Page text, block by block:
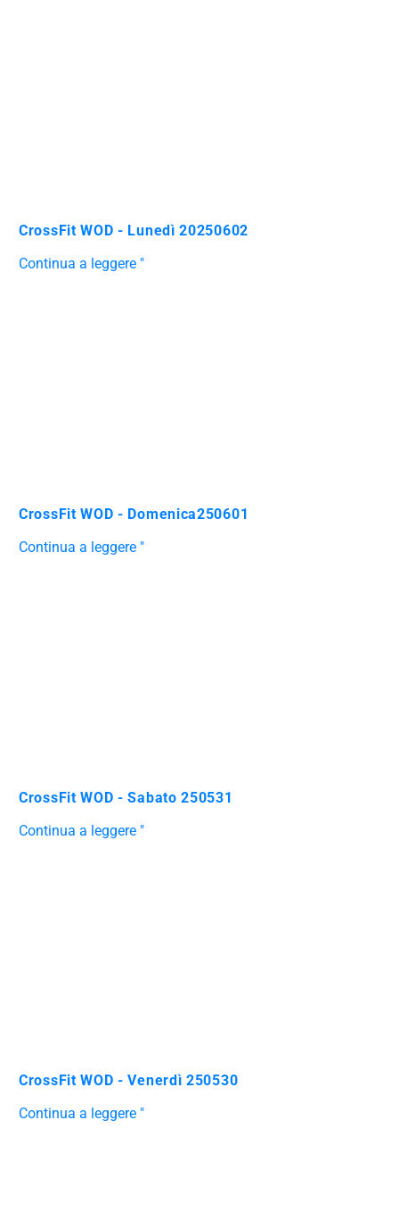
CrossFit WOD - Lunedì 20250602
Continua a leggere "
CrossFit WOD - Domenica250601
Continua a leggere "
CrossFit WOD - Sabato 250531
Continua a leggere "
CrossFit WOD - Venerdì 250530
Continua a leggere "